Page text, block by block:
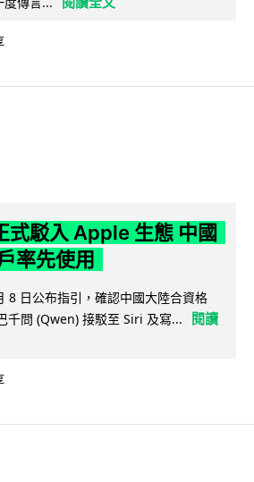
式駁入 Apple 生態 中國
率先使用
8 日公布指引，確認中國大陸合資格
千問 (Qwen) 接駁至 Siri 及寫...
閱讀